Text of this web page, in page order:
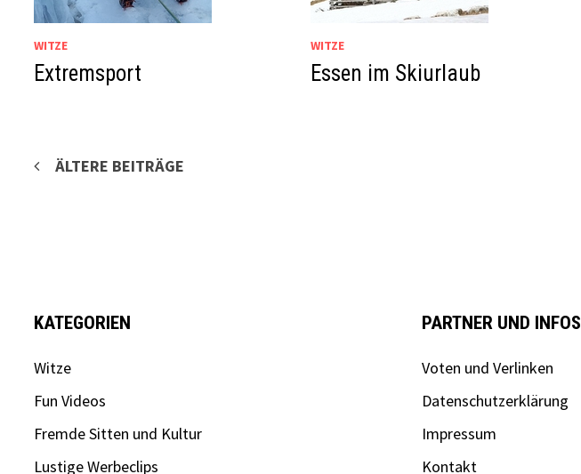
WITZE
Extremsport
WITZE
Essen im Skiurlaub
Beitragsnavigation
ÄLTERE BEITRÄGE
KATEGORIEN
Witze
Fun Videos
Fremde Sitten und Kultur
Lustige Werbeclips
PARTNER UND INFOS
Voten und Verlinken
Datenschutzerklärung
Impressum
Kontakt